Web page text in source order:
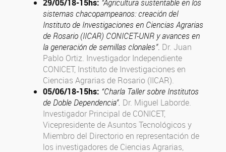
29/05/18-15hs: “Agricultura sustentable en los
sistemas chacopampeanos: creación del
Instituto de Investigaciones en Ciencias Agrarias
de Rosario (IICAR) CONICET-UNR y avances en
la generación de semillas clonales”. Dr. Juan
Pablo Ortiz. Investigador Independiente
CONICET, Instituto de Investigaciones en
Ciencias Agrarias de Rosario (IICAR).
05/06/18-15hs: “Charla Taller sobre Institutos
de Doble Dependencia”. Dr. Miguel Laborde.
Investigador Principal de CONICET,
Vicepresidente de Asuntos Tecnológicos y
Miembro del Directorio en representación de
los investigadores de Ciencias Agrarias,